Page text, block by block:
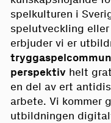
spelkulturen i
spelutveckling
erbjuder vi er
perspektivhelt
en del av ert
arbete. Vi kommer
utbildningen